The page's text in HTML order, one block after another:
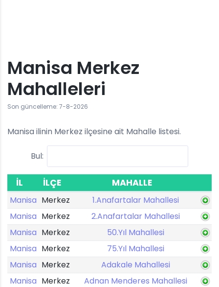
Manisa Merkez
Mahalleleri
Son güncelleme: 7-8-2026
Manisa ilinin Merkez ilçesine ait Mahalle listesi.
Bul:
İL İLÇE MAHALLE
Manisa Merkez
1.Anafartalar Mahallesi
Manisa Merkez
2.Anafartalar Mahallesi
Manisa Merkez
50.Yıl Mahallesi
Manisa Merkez
75.Yıl Mahallesi
Manisa Merkez
Adakale Mahallesi
Manisa Merkez
Adnan Menderes Mahallesi